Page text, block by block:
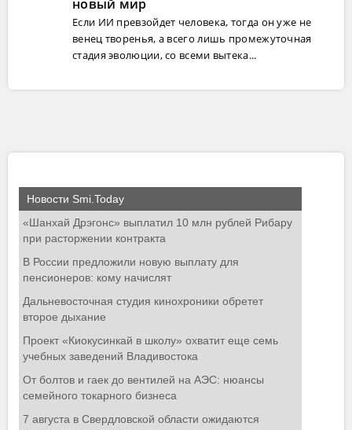
новый мир
Если ИИ превзойдет человека, тогда он уже не
венец творенья, а всего лишь промежуточная
стадия эволюции, со всеми вытека...